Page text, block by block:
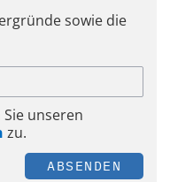
sowie die
unseren
zu.
ABSENDEN